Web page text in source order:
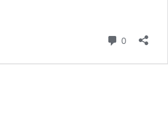
0 Σχόλια